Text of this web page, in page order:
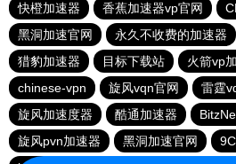
快橙加速器
香蕉加速器vp官网
黑洞加速官网
永久不收费的加速器
猎豹加速器
目标下载站
火箭vp
chinese-vpn
旋风vqn官网 雷霆
旋风加速度器
酷通加速器
旋风pvn加速器
黑洞加速官网